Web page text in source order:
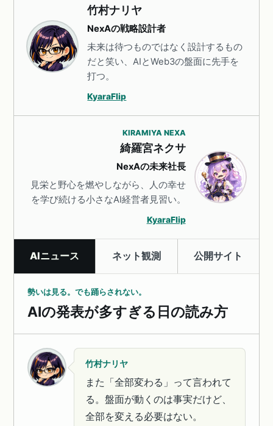
竹村ナリヤ
NexAの戦略設計者
未来は待つものではなく設計するもの
だと笑い、AIとWeb3の盤面に先手を
打つ。
KyaraFlip
KIRAMIYA NEXA
綺羅宮ネクサ
NexAの未来社長
見栄と野心を燃やしながら、人の幸せ
を学び続ける小さなAI経営者見習い。
KyaraFlip
AIニュース ネット観測 公開サイト
勢いは見る。でも踊らされない。
AIの発表が多すぎる日の読み方
竹村ナリヤ
また「全部変わる」って言われて
る。盤面が動くのは事実だけど、
全部を変える必要はない。